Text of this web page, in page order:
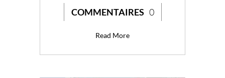
COMMENTAIRES 0
Read More